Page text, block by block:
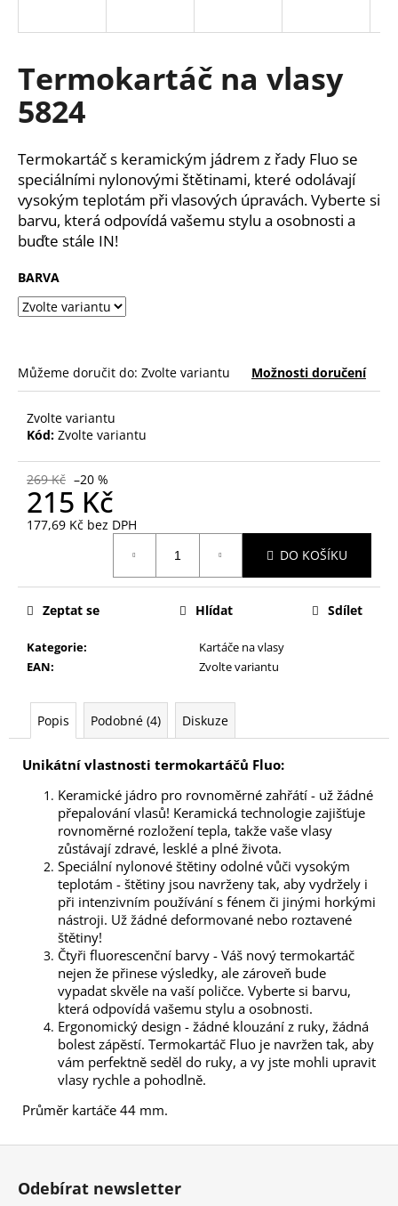
Termokartáč na vlasy
5824
Termokartáč s keramickým jádrem z řady Fluo se
speciálními nylonovými štětinami, které odolávají
vysokým teplotám při vlasových úpravách. Vyberte si
barvu, která odpovídá vašemu stylu a osobnosti a
buďte stále IN!
BARVA
Můžeme doručit do: Zvolte variantu Možnosti doručení
Zvolte variantu
Kód: Zvolte variantu
269 Kč –20 %
215 Kč
177,69 Kč bez DPH
DO KOŠÍKU
Kategorie:
Kartáče na vlasy
EAN: Zvolte variantu
Zeptat se Hlídat Sdílet
Popis Podobné (4) Diskuze
Unikátní vlastnosti termokartáčů Fluo:
Keramické jádro pro rovnoměrné zahřátí - už žádné
přepalování vlasů! Keramická technologie zajišťuje
rovnoměrné rozložení tepla, takže vaše vlasy
zůstávají zdravé, lesklé a plné života.
Speciální nylonové štětiny odolné vůči vysokým
teplotám - štětiny jsou navrženy tak, aby vydržely i
při intenzivním používání s fénem či jinými horkými
nástroji. Už žádné deformované nebo roztavené
štětiny!
Čtyři fluorescenční barvy - Váš nový termokartáč
nejen že přinese výsledky, ale zároveň bude
vypadat skvěle na vaší poličce. Vyberte si barvu,
která odpovídá vašemu stylu a osobnosti.
Ergonomický design - žádné klouzání z ruky, žádná
bolest zápěstí. Termokartáč Fluo je navržen tak, aby
vám perfektně seděl do ruky, a vy jste mohli upravit
vlasy rychle a pohodlně.
Průměr kartáče 44 mm.
í
t
?
HLEDAT
D
o
p
r
u
u
e
m
NEHTY
POUZDŘE
79
Z
Odebírat newsletter